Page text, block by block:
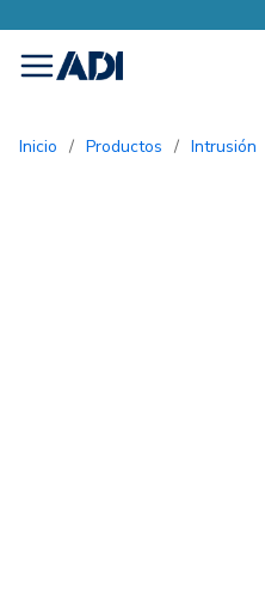
menu
Inicio / Productos / Intrusión